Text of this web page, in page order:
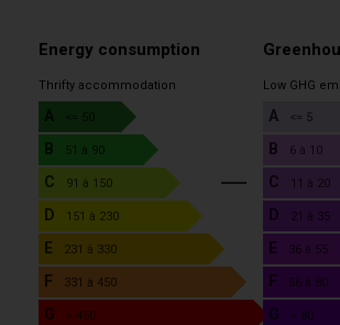
Energy consumption
Thrifty accommodation
A <= 50
B 51 à 90
C 91 à 150
3
D
151 à 230
E 231 à 330
F 331 à 450
G
> 450
Low GHG
A <= 5
B
6 à 10
C 11 à 20
D 21 à 35
E 36 à 55
F 56 à 80
G
> 80